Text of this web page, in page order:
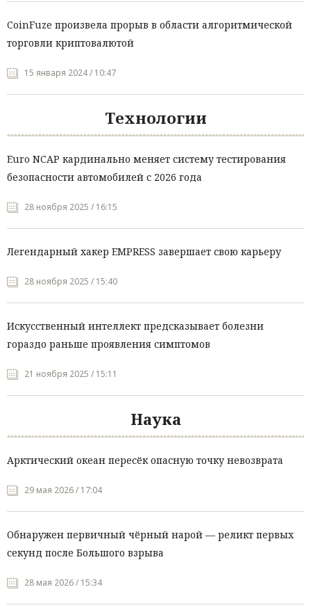
CoinFuze произвела прорыв в области алгоритмической
торговли криптовалютой
15 января 2024 / 10:47
Технологии
Euro NCAP кардинально меняет систему тестирования
безопасности автомобилей с 2026 года
28 ноября 2025 / 16:15
Легендарный хакер EMPRESS завершает свою карьеру
28 ноября 2025 / 15:40
Искусственный интеллект предсказывает болезни
гораздо раньше проявления симптомов
21 ноября 2025 / 15:11
Наука
Арктический океан пересёк опасную точку невозврата
29 мая 2026 / 17:04
Обнаружен первичный чёрный нарой — реликт первых
секунд после Большого взрыва
28 мая 2026 / 15:34